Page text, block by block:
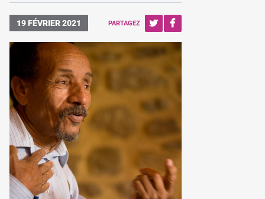
19 FÉVRIER 2021 PARTAGEZ